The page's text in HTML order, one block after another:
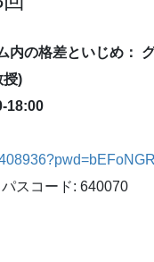
内の格差といじめ：
授)
18:00
スコード: 640070